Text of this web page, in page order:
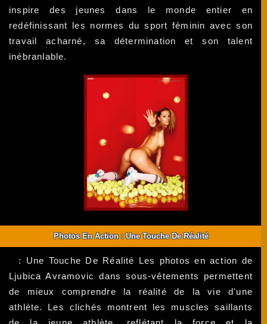
inspire des jeunes dans le monde entier en
redéfinissant les normes du sport féminin avec son
travail acharné, sa détermination et son talent
inébranlable.
Photos En Action : Une Touche De Réalité
: Une Touche De Réalité Les photos en action de
Ljubica Avramovic dans sous-vêtements permettent
de mieux comprendre la réalité de la vie d'une
athlète. Les clichés montrent les muscles saillants